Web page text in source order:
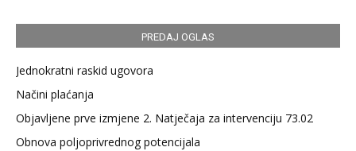
PREDAJ OGLAS
Jednokratni raskid ugovora
Načini plaćanja
Objavljene prve izmjene 2. Natječaja za intervenciju 73.02
Obnova poljoprivrednog potencijala